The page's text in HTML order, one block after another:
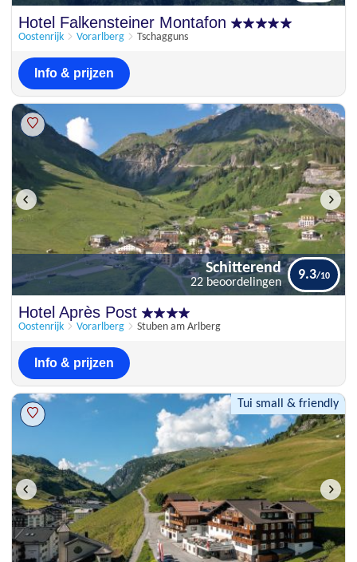
Schitterend
Hotel Falkensteiner Montafon
Oostenrijk Vorarlberg Tschagguns
Info & prijzen
22 beoordelingen
Hotel Après Post
Oostenrijk Vorarlberg Stuben am Arlberg
Schitterend
22 beoordelingen
9.3
Info & prijzen
Tui small & friendly